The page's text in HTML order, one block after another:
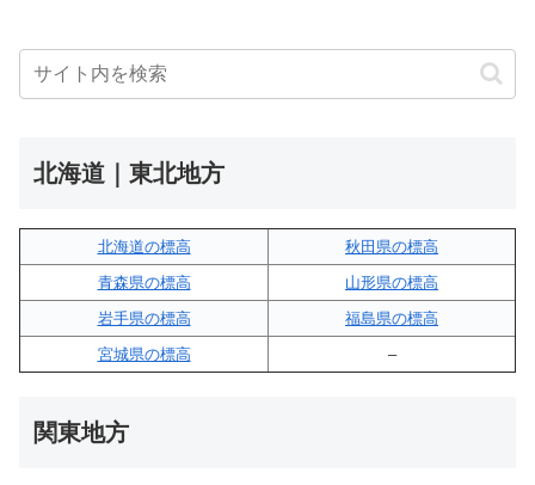
北海道｜東北地方
北海道の標高
秋田県の標高
青森県の標高
山形県の標高
岩手県の標高
福島県の標高
宮城県の標高
–
関東地方